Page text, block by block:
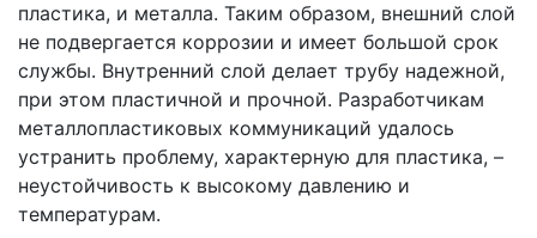
пластика, и металла. Таким образом, внешний слой
не подвергается коррозии и имеет большой срок
службы. Внутренний слой делает трубу надежной,
при этом пластичной и прочной. Разработчикам
металлопластиковых коммуникаций удалось
устранить проблему, характерную для пластика, –
неустойчивость к высокому давлению и
температурам.